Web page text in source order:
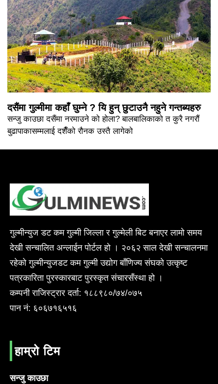
दसैंमा गुल्मीमा कहाँ घुम्ने ? यि हुन् छुटाउनै नहुने गन्तब्यहरु
सन्जु काउछा दसैंमा नरमाउने को होला? बालबालिकाको त कुरै नगरौं
बुढापाकासम्मलाई दशैँको रौनक उस्तै लागेको
गुल्मीन्युज डट कम गुल्मी जिल्ला र गुल्मेली बिट बनाएर लामो समय
देखी सन्चालित अन्लाईन पोर्टल हो । २०६२ साल देखी सन्चालनमा
रहेको गुल्मीन्युजडट कम गुल्मी उद्योग बाँणिज्य संघको उत्कृष्ट
पत्रकारिता पुरस्कारबाट पुरस्कृत संचारसँस्था हो ।
कम्पनी राजिस्ट्रार दर्ता: १८८९८०/७४/०७५
पान नं: ६०६७१६५१६
हाम्रो टिम
सन्जु काउछा